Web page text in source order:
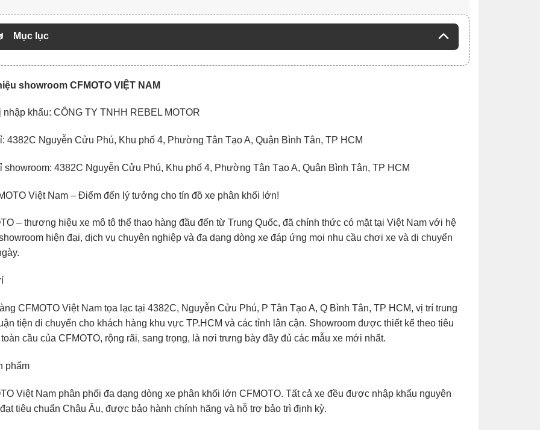
Mục lục
showroom CFMOTO VIỆT NAM
khẩu: CÔNG TY TNHH REBEL MOTOR
4382C Nguyễn Cửu Phú, Khu phố 4, Phường Tân Tạo A, Quận Bình Tân, TP HCM
showroom: 4382C Nguyễn Cửu Phú, Khu phố 4, Phường Tân Tạo A, Quận Bình Tân, TP HCM
Việt Nam – Điểm đến lý tưởng cho tín đồ xe phân khối lớn!
– thương hiệu xe mô tô thể thao hàng đầu đến từ Trung Quốc, đã chính thức có mặt tại Việt Nam với hệ
hiện đại, dịch vụ chuyên nghiệp và đa dạng dòng xe đáp ứng mọi nhu cầu chơi xe và di chuyển
CFMOTO Việt Nam tọa lạc tại 4382C, Nguyễn Cửu Phú, P Tân Tạo A, Q Bình Tân, TP HCM, vị trí trung
tiện di chuyển cho khách hàng khu vực TP.HCM và các tỉnh lân cận. Showroom được thiết kế theo tiêu
cầu của CFMOTO, rộng rãi, sang trọng, là nơi trưng bày đầy đủ các mẫu xe mới nhất.
phẩm
Việt Nam phân phối đa dạng dòng xe phân khối lớn CFMOTO. Tất cả xe đều được nhập khẩu nguyên
tiêu chuẩn Châu Âu, được bảo hành chính hãng và hỗ trợ bảo trì định kỳ.